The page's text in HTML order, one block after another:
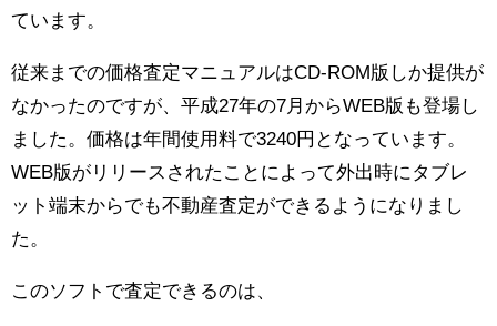
ています。
従来までの価格査定マニュアルはCD-ROM版しか提供が
なかったのですが、平成27年の7月からWEB版も登場し
ました。価格は年間使用料で3240円となっています。
WEB版がリリースされたことによって外出時にタブレ
ット端末からでも不動産査定ができるようになりまし
た。
このソフトで査定できるのは、